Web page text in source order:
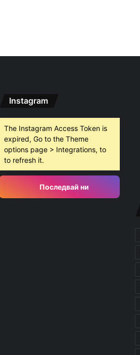
Instagram
The Instagram Access Token is
expired, Go to the Theme
options page > Integrations, to
to refresh it.
Последвай ни